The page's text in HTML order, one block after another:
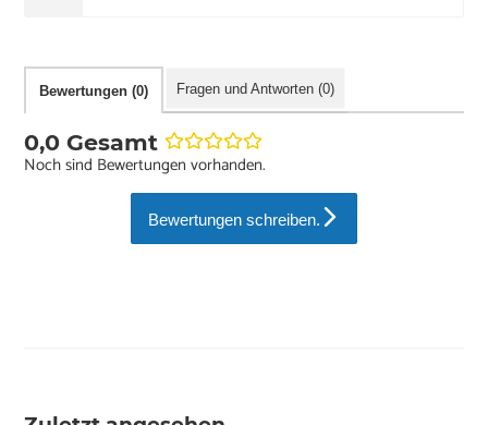
Bewertungen (0) Fragen und Antworten (0)
0,0 Gesamt
Noch sind Bewertungen vorhanden.
Bewertungen schreiben.